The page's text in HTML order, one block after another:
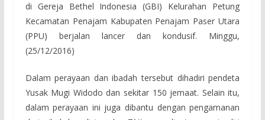
di Gereja Bethel Indonesia (GBI) Kelurahan Petung
Kecamatan Penajam Kabupaten Penajam Paser Utara
(PPU) berjalan lancer dan kondusif. Minggu,
(25/12/2016)
Dalam perayaan dan ibadah tersebut dihadiri pendeta
Yusak Mugi Widodo dan sekitar 150 jemaat. Selain itu,
dalam perayaan ini juga dibantu dengan pengamanan